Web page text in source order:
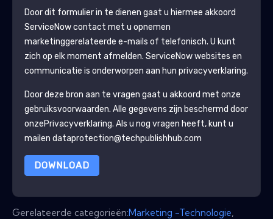
Door dit formulier in te dienen gaat u hiermee akkoord
ServiceNowcontact met u opnemen
marketinggerelateerde e-mails of telefonisch. U kunt
zich op elk moment afmelden. ServiceNowwebsites en
communicatie is onderworpen aan hun privacyverklaring.
Door deze bron aan te vragen gaat u akkoord met onze
gebruiksvoorwaarden. Alle gegevens zijn beschermd door
onzePrivacyverklaring. Als u nog vragen heeft, kunt u
mailen dataprotection@techpublishhub.com
DOWNLOAD
Gerelateerde categorieën:Marketing -Technologie